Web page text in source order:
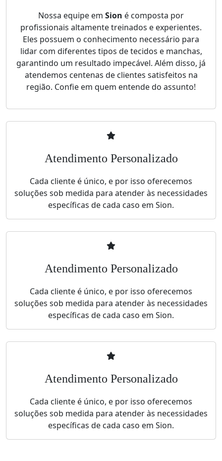
Nossa equipe em Sion é composta por
profissionais altamente treinados e experientes.
Eles possuem o conhecimento necessário para
lidar com diferentes tipos de tecidos e manchas,
garantindo um resultado impecável. Além disso, já
atendemos centenas de clientes satisfeitos na
região. Confie em quem entende do assunto!
Atendimento Personalizado
Cada cliente é único, e por isso oferecemos
soluções sob medida para atender às necessidades
específicas de cada caso em Sion.
Atendimento Personalizado
Cada cliente é único, e por isso oferecemos
soluções sob medida para atender às necessidades
específicas de cada caso em Sion.
Atendimento Personalizado
Cada cliente é único, e por isso oferecemos
soluções sob medida para atender às necessidades
específicas de cada caso em Sion.